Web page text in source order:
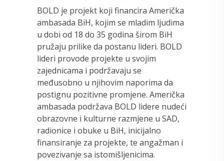
BOLD je projekt koji financira Američka
ambasada BiH, kojim se mladim ljudima
u dobi od 18 do 35 godina širom BiH
pružaju prilike da postanu lideri. BOLD
lideri provode projekte u svojim
zajednicama i podržavaju se
međusobno u njihovim naporima da
postignu pozitivne promjene. Američka
ambasada podržava BOLD lidere nudeći
obrazovne i kulturne razmjene u SAD,
radionice i obuke u BiH, inicijalno
finansiranje za projekte, te angažman i
povezivanje sa istomišljenicima.